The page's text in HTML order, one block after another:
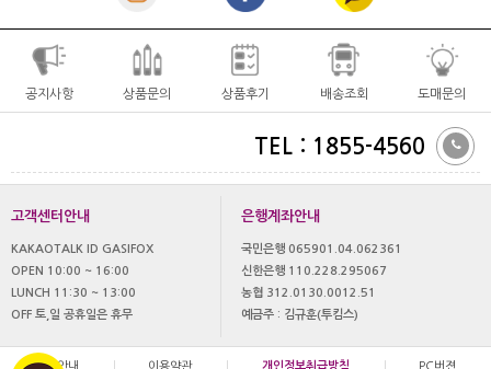
공지사항 상품문의 상품후기 배송조회 도매문의
TEL : 1855-4560
고객센터안내
KAKAOTALK ID GASIFOX
OPEN 10:00 ~ 16:00
LUNCH 11:30 ~ 13:00
OFF 토,일 공휴일은 휴무
은행계좌안내
국민은행 065901.04.062361
신한은행 110.228.295067
농협 312.0130.0012.51
예금주 : 김규훈(투킴스)
이용안내 이용약관 개인정보취급방침 PC버젼